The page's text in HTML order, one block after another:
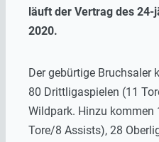
läuft der Vertrag des
2020.
Der gebürtige Bruchsaler
80 Drittligaspielen (11
Wildpark. Hinzu kommen
Tore/8 Assists), 28